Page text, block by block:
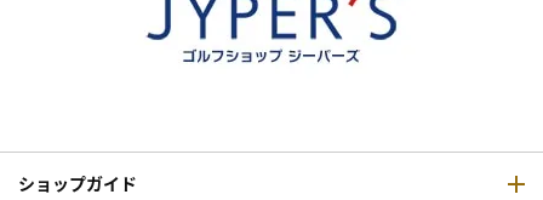
ショップガイド